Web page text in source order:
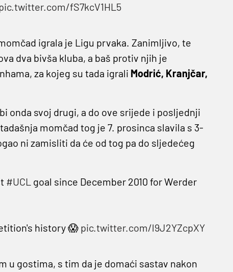
fS7kcV1HL5
igrala je Ligu prvaka. Zanimljivo, te
dva bivša kluba, a baš protiv njih je
za kojeg su tada igrali Modrić, Kranjčar,
onda svoj drugi, a do ove srijede i posljednji
momčad tog je 7. prosinca slavila s 3-
ni zamisliti da će od tog pa do sljedećeg
#UCLgoal since December 2010 for Werder
history 😱 pic.twitter.com/l9J2YZcpXY
u gostima, s tim da je domaći sastav nakon